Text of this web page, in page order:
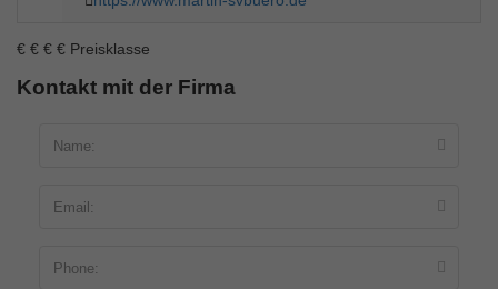
€ € € € Preisklasse
Kontakt mit der Firma